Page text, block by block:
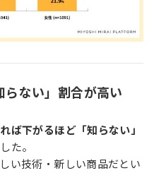
ない」割合が高い
ば下がるほど「知らない」
た。
い技術・新しい商品だとい